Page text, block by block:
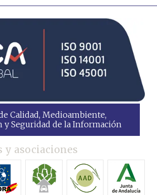
Calidad, Medioambiente,
y Seguridad de la Información
y asociaciones